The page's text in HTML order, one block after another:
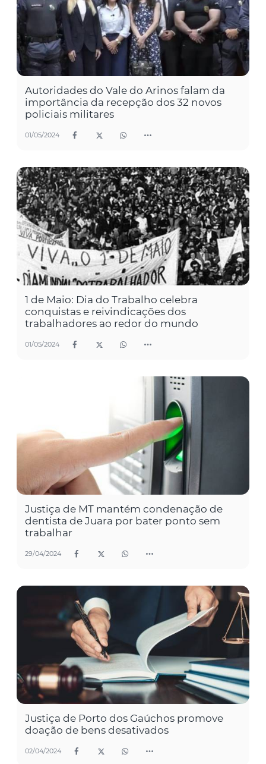
Autoridades do Vale do Arinos falam da
importância da recepção dos 32 novos
policiais militares
01/05/2024
1 de Maio: Dia do Trabalho celebra
conquistas e reivindicações dos
trabalhadores ao redor do mundo
01/05/2024
Justiça de MT mantém condenação de
dentista de Juara por bater ponto sem
trabalhar
29/04/2024
Justiça de Porto dos Gaúchos promove
doação de bens desativados
02/04/2024